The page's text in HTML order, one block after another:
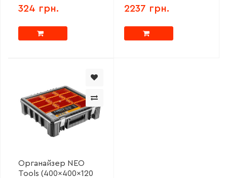
324 грн. 2237 грн.
Органайзер NEO
Tools (400x400x120